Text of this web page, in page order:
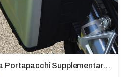
Coppia Portapacchi Supplementare In Ferro Per Borse Modello “Vario” Bmw - PP29-R1250GS